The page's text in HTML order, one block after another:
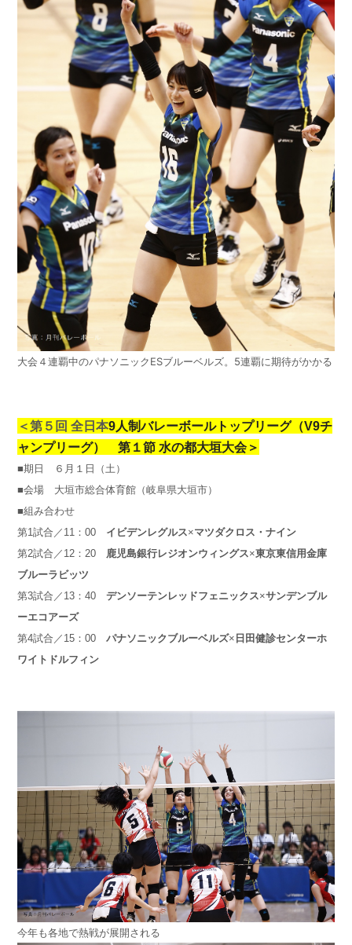
大会４連覇中のパナソニックESブルーベルズ。5連覇に期待がかかる
＜第５回 全日本9人制バレーボールトップリーグ （V9チ
ャンプリーグ） 第１節 水の都大垣大会＞
■期日
６月１日（土）
■会場 大垣市総合体育館（岐阜県大垣市）
■組み合わせ
第1試合／11：00 イビデンレグルス×マツダクロス・ナイン
第2試合／12：20
鹿児島銀行レジオンウィングス×東京東信用金庫
ブルーラビッツ
第3試合／13：40デンソーテンレッドフェニックス×サンデンブル
ーエコアーズ
第4試合／15：00パナソニックブルーベルズ× 日田健診センターホ
ワイトドルフィン
今年も各地で熱戦が展開される